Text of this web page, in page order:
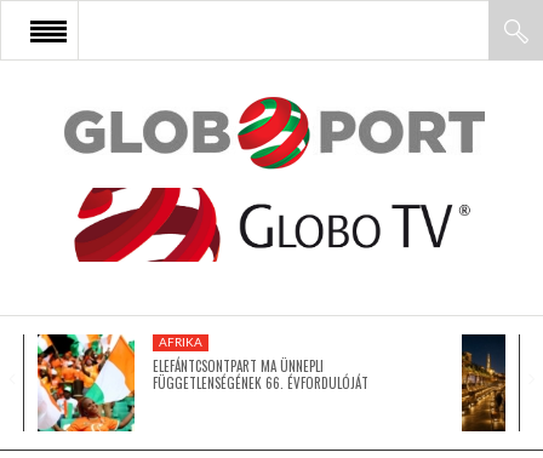
FŐOLDAL
AFRIKA
ÁZSIA
AFRIKA
ELEFÁNTCSONTPART MA ÜNNEPLI
FÜGGETLENSÉGÉNEK 66. ÉVFORDULÓJÁT